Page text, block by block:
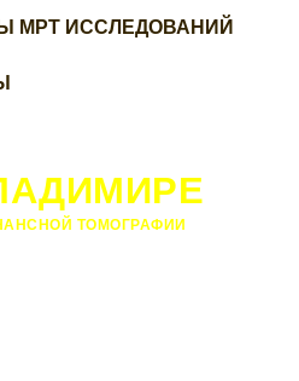
МРТ ИССЛЕДОВАНИЙ
ТОМОГРАФИИ